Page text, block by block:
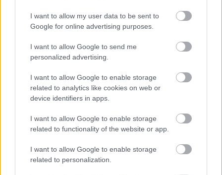
I want to allow my user data to be sent to
Google for online advertising purposes.
I want to allow Google to send me
personalized advertising.
I want to allow Google to enable storage
related to analytics like cookies on web or
device identifiers in apps.
I want to allow Google to enable storage
related to functionality of the website or app.
I want to allow Google to enable storage
related to personalization.
Το 7ο Διεθνές Συνέδριο Αρχαία Ελίκη και Αιγιάλεια